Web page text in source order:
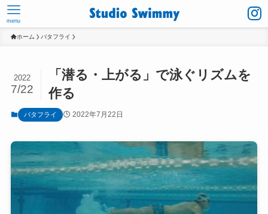
menu
ホーム バタフライ
「潜る・上がる」で泳ぐリズムを
作る
2022
7/22
バタフライ 2022年7月22日